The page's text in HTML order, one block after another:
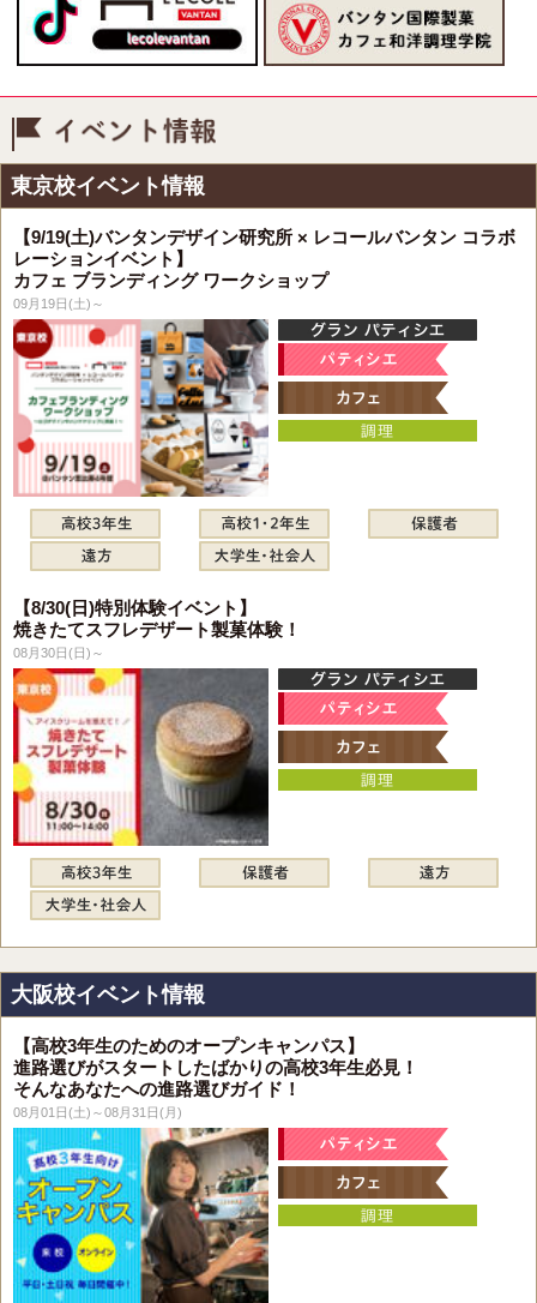
東京校イベント情報
【9/19(土)バンタンデザイン研究所 × レコールバンタン コラボ
レーションイベント】
カフェ ブランディング ワークショップ
09月19日(土)～
【8/30(日)特別体験イベント】
焼きたてスフレデザート製菓体験！
08月30日(日)～
大阪校イベント情報
【高校3年生のためのオープンキャンパス】
進路選びがスタートしたばかりの高校3年生必見！
そんなあなたへの進路選びガイド！
08月01日(土)～08月31日(月)